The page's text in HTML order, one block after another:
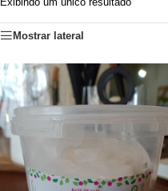
Mostrar lateral